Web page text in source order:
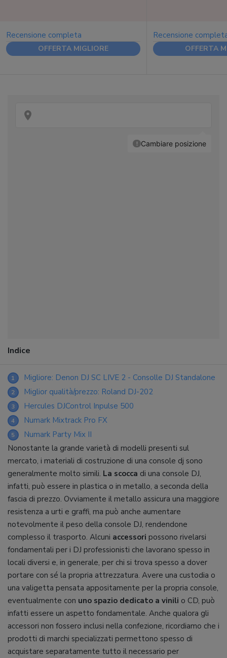
Recensione completa
OFFERTA MIGLIORE
Recensione
OFFERTA
Indice
1 Migliore: Denon DJ SC LIVE 2 - Consolle DJ Standalone
2 Miglior qualità/prezzo: Roland DJ-202
3 Hercules DJControl Inpulse 500
4 Numark Mixtrack Pro FX
5
Numark Party Mix II
Nonostante la grande varietà di modelli presenti sul
mercato, i materiali di costruzione di una console dj sono
generalmente molto simili. La scocca di una console DJ,
infatti, può essere in plastica o in metallo, a seconda della
fascia di prezzo. Ovviamente il metallo assicura una maggiore
resistenza a urti e graffi, ma può anche aumentare
notevolmente il peso della console DJ, rendendone
complesso il trasporto. Alcuni accessori possono rivelarsi
fondamentali per i DJ professionisti che lavorano spesso in
locali diversi e, in generale, per chi si trova spesso a dover
portare con sé la propria attrezzatura. Avere una custodia o
una valigetta pensata appositamente per la propria console,
eventualmente con uno spazio dedicato a vinili o CD, può
infatti essere un aspetto fondamentale. Anche qualora gli
accessori non fossero inclusi nella confezione, ricordiamo che i
prodotti di marchi specializzati permettono spesso di
acquistare separatamente tutto il necessario per